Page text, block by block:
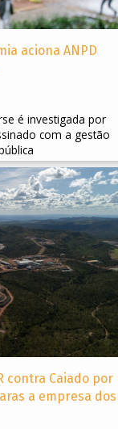
aciona ANPD
é investigada por
com a gestão
contra Caiado por
a empresa dos